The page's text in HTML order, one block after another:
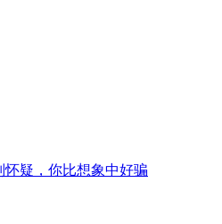
怀疑，你比想象中好骗